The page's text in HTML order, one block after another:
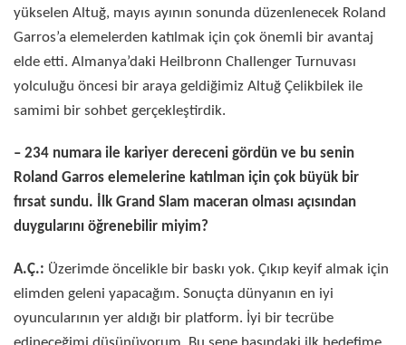
yükselen Altuğ, mayıs ayının sonunda düzenlenecek Roland
Garros’a elemelerden katılmak için çok önemli bir avantaj
elde etti. Almanya’daki Heilbronn Challenger Turnuvası
yolculuğu öncesi bir araya geldiğimiz Altuğ Çelikbilek ile
samimi bir sohbet gerçekleştirdik.
– 234 numara ile kariyer dereceni gördün ve bu senin
Roland Garros elemelerine katılman için çok büyük bir
fırsat sundu. İlk Grand Slam maceran olması açısından
duygularını öğrenebilir miyim?
A.Ç.: Üzerimde öncelikle bir baskı yok. Çıkıp keyif almak için
elimden geleni yapacağım. Sonuçta dünyanın en iyi
oyuncularının yer aldığı bir platform. İyi bir tecrübe